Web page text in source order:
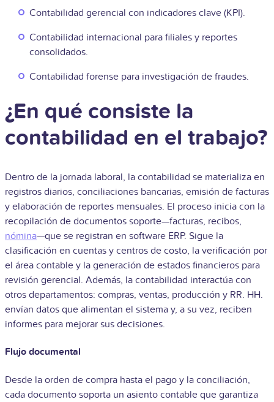
Contabilidad gerencial con indicadores clave (KPI).
Contabilidad internacional para filiales y reportes
consolidados.
Contabilidad forense para investigación de fraudes.
¿En qué consiste la
contabilidad en el trabajo?
Dentro de la jornada laboral, la contabilidad se materializa en
registros diarios, conciliaciones bancarias, emisión de facturas
y elaboración de reportes mensuales. El proceso inicia con la
recopilación de documentos soporte—facturas, recibos,
nómina—que se registran en software ERP. Sigue la
clasificación en cuentas y centros de costo, la verificación por
el área contable y la generación de estados financieros para
revisión gerencial. Además, la contabilidad interactúa con
otros departamentos: compras, ventas, producción y RR. HH.
envían datos que alimentan el sistema y, a su vez, reciben
informes para mejorar sus decisiones.
Flujo documental
Desde la orden de compra hasta el pago y la conciliación,
cada documento soporta un asiento contable que garantiza